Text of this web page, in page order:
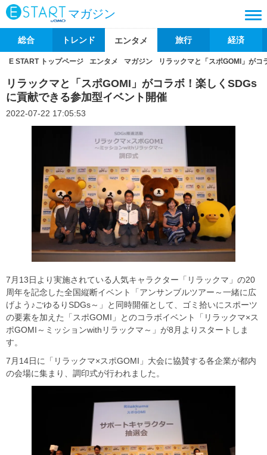
マガジン
総合 トレンド エンタメ 旅行 経済
E START トップページ エンタメ マガジン リラックマと「スポGOMI」が
リラックマと「スポGOMI」がコラボ！楽しくSDGs
に貢献できる参加型イベント開催
2022-07-22 17:05:53
7月13日より実施されている人気キャラクター「リラックマ」の20
周年を記念した全国縦断イベント「アンサンブルツアー～一緒に広
げよう♪ごゆるりSDGs～」と同時開催として、ゴミ拾いにスポーツ
の要素を加えた「スポGOMI」とのコラボイベント「リラックマ×ス
ポGOMI～ミッションwithリラックマ～」が8月よりスタートしま
す。
7月14日に「リラックマ×スポGOMI」大会に協賛する各企業が都内
の会場に集まり、調印式が行われました。